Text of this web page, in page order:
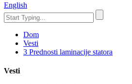
English
Dom
Vesti
3 Prednosti laminacije statora
Vesti